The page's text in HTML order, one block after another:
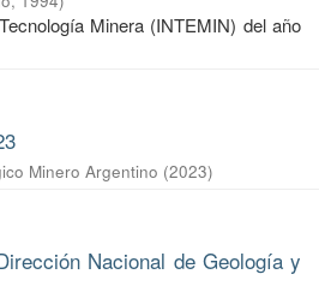
Minera (INTEMIN) del año
Minero Argentino (2023)
Nacional de Geología y